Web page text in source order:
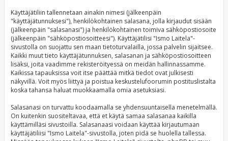
Käyttäjätiliin tallennetaan ainakin nimesi (jälkeenpäin
"käyttäjätunnuksesi"), henkilökohtainen salasana, jolla kirjaudut sisään
(jälkeenpäin "salasanasi") ja henkilökohtainen toimiva sähköpostiosoite
(jälkeenpäin "sähköpostiosoitteesi"). Käyttäjätilisi "Ismo Laitela"-
sivustolla on suojattu sen maan tietoturvalailla, jossa palvelin sijaitsee.
Kaikki muut tieto käyttäjätunnuksen, salasanan ja sähköpostiosoitteen
lisäksi, joita vaadimme rekisteröityessä on meidän hallinnassamme.
Kaikissa tapauksissa voit itse päättää mitkä tiedot ovat julkisesti
näkyvillä. Voit myös liittyä ja poistua keskustelufoorumin postituslistalta
koska tahansa haluat muokkaamalla omia asetuksiasi.
Salasanasi on turvattu koodaamalla se yhdensuuntaisella menetelmällä.
On kuitenkin suositeltavaa, että et käytä samaa salasanaa kaikilla
käyttämilläsi sivustoilla. Salasanaasi voidaan käyttää kirjautumaan
käyttäjätiliisi "Ismo Laitela"-sivustolla, joten pidä se huolella tallessa.